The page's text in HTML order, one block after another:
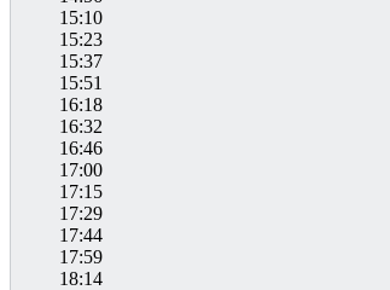
15:10
15:23
15:37
15:51
16:18
16:32
16:46
17:00
17:15
17:29
17:44
17:59
18:14